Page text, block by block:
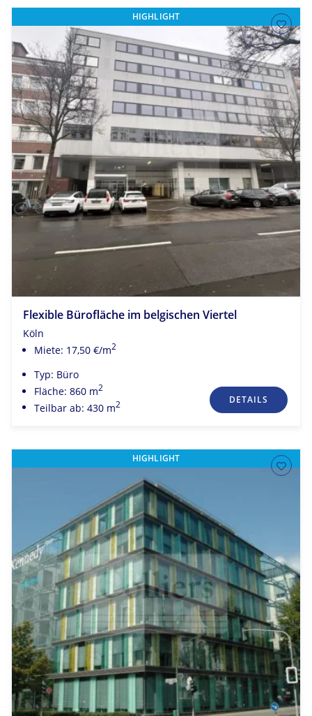
HIGHLIGHT
Flexible Bürofläche im belgischen Viertel
Köln
Miete: 17,50 €/m2
Typ: Büro
Fläche: 860 m2
Teilbar ab: 430 m2 DETAILS
HIGHLIGHT